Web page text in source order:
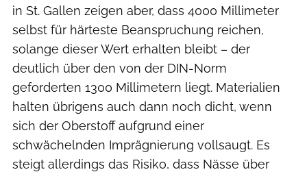
in St. Gallen zeigen aber, dass 4000 Millimeter
selbst für härteste Beanspruchung reichen,
solange dieser Wert erhalten bleibt – der
deutlich über den von der DIN-Norm
geforderten 1300 Millimetern liegt. Materialien
halten übrigens auch dann noch dicht, wenn
sich der Oberstoff aufgrund einer
schwächelnden Imprägnierung vollsaugt. Es
steigt allerdings das Risiko, dass Nässe über